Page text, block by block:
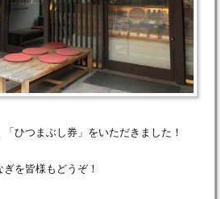
ひつまぶし券」をいただきました！
を皆様もどうぞ！